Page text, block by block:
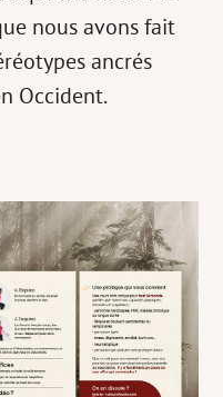
nous avons fait
ancrés
Occident.